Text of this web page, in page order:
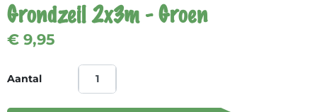
Grondzeil 2x3m - Groen
€ 9,95
Aantal